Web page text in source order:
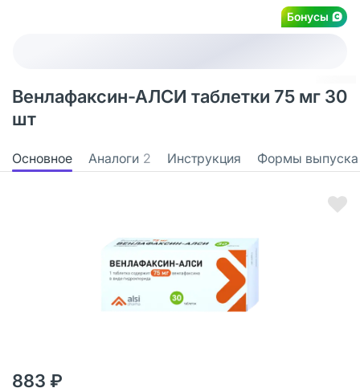
Бонусы
Венлафаксин-АЛСИ таблетки 75 мг 30
шт
Основное Аналоги 2 Инструкция Формы выпуска
883 ₽